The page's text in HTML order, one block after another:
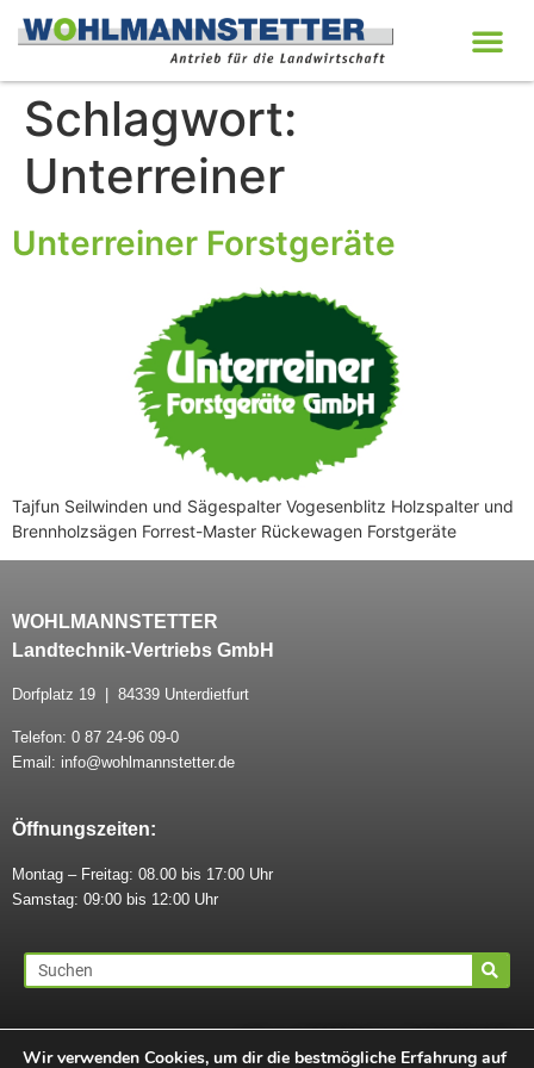
Schlagwort:
Unterreiner
Unterreiner Forstgeräte
Tajfun Seilwinden und Sägespalter Vogesenblitz Holzspalter und
Brennholzsägen Forrest-Master Rückewagen Forstgeräte
WOHLMANNSTETTER
Landtechnik-Vertriebs GmbH
Dorfplatz 19 | 84339 Unterdietfurt
Telefon: 0 87 24-96 09-0
Email: info@wohlmannstetter.de
Öffnungszeiten:
Montag – Freitag: 08.00 bis 17:00 Uhr
Samstag: 09:00 bis 12:00 Uhr
Wir verwenden Cookies, um dir die bestmögliche Erfahrung auf